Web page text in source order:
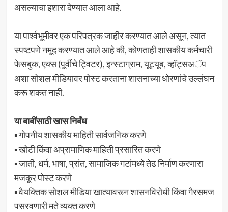
असल्याचा इशारा देण्यात आला आहे.
या पार्श्वभूमीवर एक परिपत्रक जाहीर करण्यात आले असून, त्यात
स्पष्टपणे नमूद करण्यात आले आहे की, कोणताही शासकीय कर्मचारी
फेसबुक, एक्स (पूर्वीचे ट्विटर), इन्स्टाग्राम, यूट्यूब, व्हॉट्सअॅप
अशा सोशल मीडियावर पोस्ट करताना शासनाच्या धोरणांचे उल्लंघन
करू शकत नाही.
या बाबींसाठी खास निर्बंध
▪ गोपनीय शासकीय माहिती सार्वजनिक करणे
▪ खोटी किंवा अप्रामाणिक माहिती प्रसारित करणे
▪ जाती, धर्म, भाषा, प्रांत, सामाजिक गटांमध्ये तेढ निर्माण करणारा
मजकूर पोस्ट करणे
▪ वैयक्तिक सोशल मीडिया खात्यावरून शासनविरोधी किंवा गैरसमज
पसरवणारी मते व्यक्त करणे